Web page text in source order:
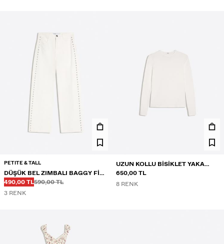
PETITE & TALL
DÜŞÜK BEL ZIMBALI BAGGY FIT
JEAN
İNDIRIMLI FIYAT
490,00 TLÖnce
590,00 TL
Önce
3 RENK
UZUN KOLLU BISIKLET YAKA
TIŞÖRT
650,00 TL
8 RENK